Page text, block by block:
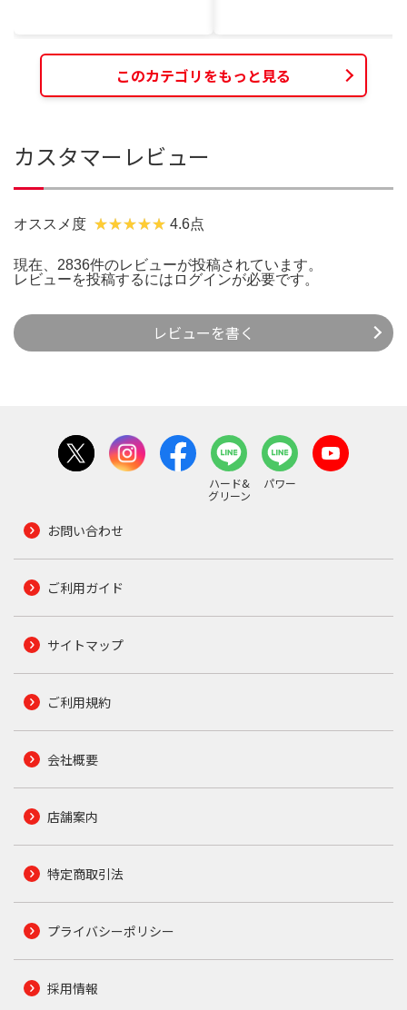
このカテゴリをもっと見る
カスタマーレビュー
オススメ度 4.6点
現在、2836件のレビューが投稿されています。
レビューを投稿するには ログインが必要です。
レビューを書く
ハード&
グリーン
パワー
お問い合わせ
ご利用ガイド
サイトマップ
ご利用規約
会社概要
店舗案内
特定商取引法
プライバシーポリシー
採用情報